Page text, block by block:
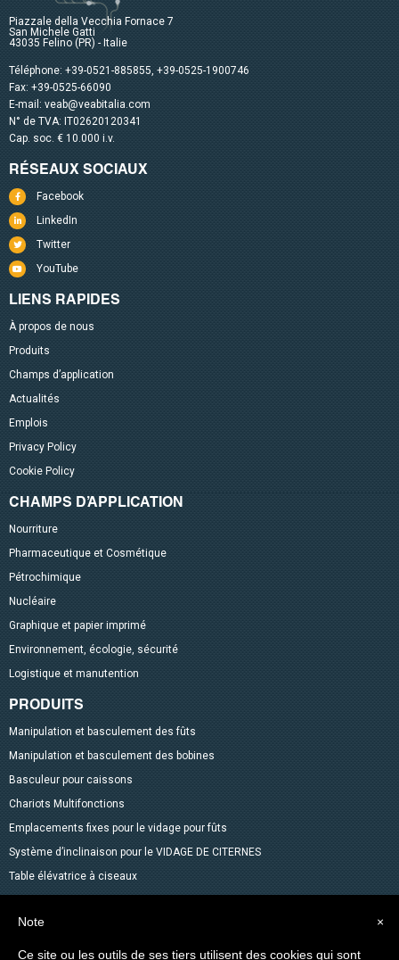
Piazzale della Vecchia Fornace 7
San Michele Gatti
43035 Felino (PR) - Italie
Téléphone: +39-0521-885855, +39-0525-1900746
Fax: +39-0525-66090
E-mail: veab@veabitalia.com
N° de TVA: IT02620120341
Cap. soc. € 10.000 i.v.
RÉSEAUX SOCIAUX
Facebook
LinkedIn
Twitter
YouTube
LIENS RAPIDES
À propos de nous
Produits
Champs d’application
Actualités
Emplois
Privacy Policy
Cookie Policy
CHAMPS D’APPLICATION
Nourriture
Pharmaceutique et Cosmétique
Pétrochimique
Nucléaire
Graphique et papier imprimé
Environnement, écologie, sécurité
Logistique et manutention
PRODUITS
Manipulation et basculement des fûts
Manipulation et basculement des bobines
Basculeur pour caissons
Chariots Multifonctions
Emplacements fixes pour le vidage pour fûts
Système d’inclinaison pour le VIDAGE DE CITERNES
Table élévatrice à ciseaux
Accessoires pour fûts
Gerbeurs avec fonction transpalette
×
Note
Ce site ou les outils de ses tiers utilisent des cookies qui sont